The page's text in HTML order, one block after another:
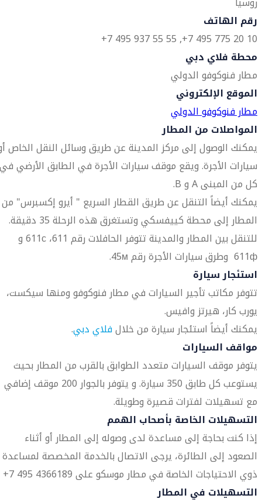
رقم الهاتف
10 20 775 495 7+, 55 55 937 495 7+
محطة فلاي دبي
مطار فنوكوفو الدولي
الموقع الإلكتروني
مطار فنوكوفو الدولي
المواصلات من المطار
يمكنك الوصول إلى مركز المدينة عن طريق وسائل النقل الخاص
سيارات الأجرة. ويقع موقف سيارات الأجرة في الطابق الأرضي في
كل من المبنى A و B.
يمكنك أيضاً التنقل عن طريق القطار السريع " أيرو إكسبرس" من
المطار إلى محطة كييفسكي وتستغرق هذه الرحلة 35 دقيقة.
للتنقل بين المطار والمدينة تتوفر الحافلات رقم 611، 611с و
611ф وطرق سيارات الأجرة رقم 45м.
استئجار سيارة
تتوفر مكاتب تأجير السيارات في مطار فنوكوفو ومنها سيكست،
يورب كار، هيرتز وافيس.
يمكنك أيضاً استئجار سيارة من خلالفلاي دبي.
مواقف السيارات
يتوفر موقف السيارات متعدد الطوابق بالقرب من المطار بحيث
يستوعب كل طابق 350 سيارة. و يتوفر بالجوار 200 موقف إضافي
مع تسهيلات لفترات قصيرة وطويلة.
التسهيلات الخاصة بأصحاب الهمم
إذا كنت بحاجة إلى مساعدة لدى وصوله إلى المطار أو أثناء
الصعود إلى الطائرة، يرجى الاتصال بالخدمة المخصصة لمساعدة
ذوي الاحتياجات الخاصة في مطار موسكو على 4366189 495 7+
التسهيلات في المطار